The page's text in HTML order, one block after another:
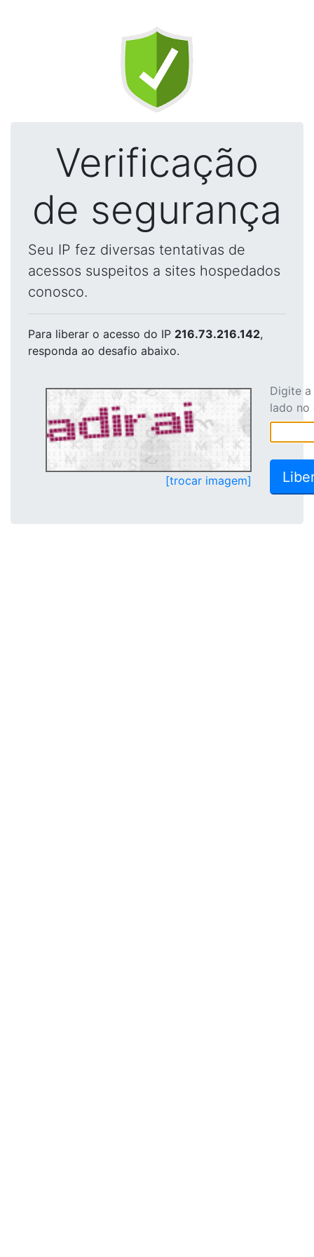
Verificação
de segurança
Seu IP fez diversas tentativas de
acessos suspeitos a sites hospedados
conosco.
Para liberar o acesso do IP 216.73.216.142,
responda ao desafio abaixo.
[trocar imagem]
Digite
lado no